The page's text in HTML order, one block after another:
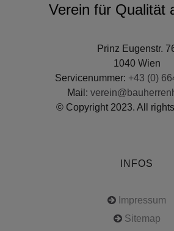
Verein für Qualität
Prinz Eugenstr.
1040 Wien
Servicenummer: +43 (0)
Mail:
© Copyright 2023. All
INFOS
Impressum
Sitemap